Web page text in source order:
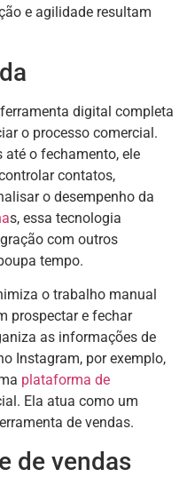
e agilidade resultam
digital completa
o processo comercial.
até o fechamento, ele
contatos,
o desempenho da
s, essa tecnologia
com outros
tempo.
o trabalho manual
prospectar e fechar
as informações de
Instagram, por exemplo,
plataforma de
Ela atua como um
de vendas.
de vendas